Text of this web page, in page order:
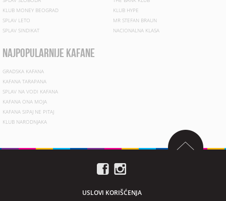
KLUB MONEY BEOGRAD
SPLAV LETO
SPLAV SINDIKAT
KLUB HYPE
MR STEFAN BRAUN
NACIONALNA KLASA
najpopularnije kafane
GRADSKA KAFANA
KAFANA TARAPANA
SPLAV NA VODI KAFANA
KAFANA ONA MOJA
KAFANA SIPAJ NE PITAJ
KLUB NARODNJAKA
USLOVI KORIŠĆENJA